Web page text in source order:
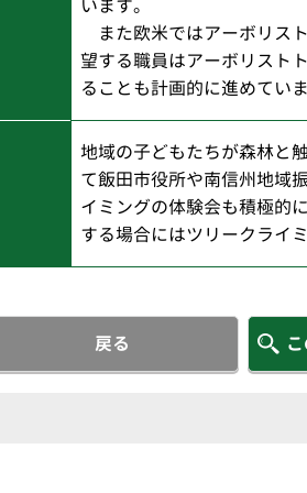
います。
また欧米ではアーボリス
望する職員はアーボリスト
ることも計画的に進めていま
地域の子どもたちが森林と
て飯田市役所や南信州地域
イミングの体験会も積極的
する場合にはツリークライ
戻る